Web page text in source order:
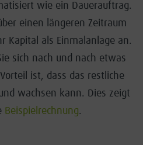
wie ein Dauerauftrag.
einen längeren Zeitraum
Kapital als Einmalanlage an.
sich nach und nach etwas
ist, dass das restliche
wachsen kann. Dies zeigt
Beispielrechnung.